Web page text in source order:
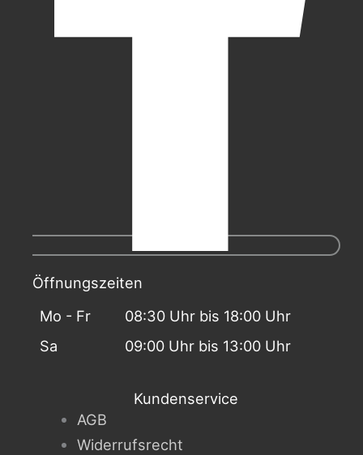
Öffnungszeiten
Mo - Fr
08:30 Uhr bis 18:00 Uhr
Sa
09:00 Uhr bis 13:00 Uhr
Kundenservice
AGB
Widerrufsrecht